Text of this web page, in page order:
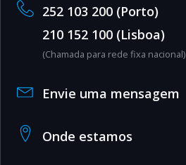
252 103 200 (Porto)
210 152 100 (Lisboa)
(Chamada para rede fixa nacional)
Envie uma mensagem
Onde estamos